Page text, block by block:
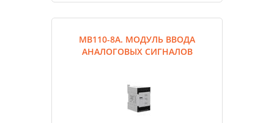
МВ110-8А. МОДУЛЬ ВВОДА
АНАЛОГОВЫХ СИГНАЛОВ